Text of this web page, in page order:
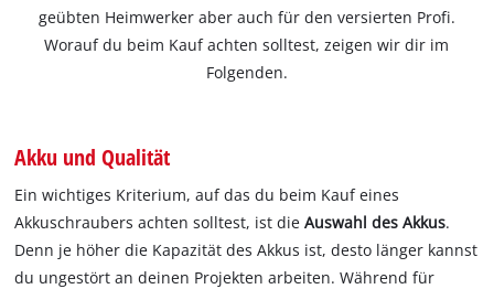
geübten Heimwerker aber auch für den versierten Profi.
Worauf du beim Kauf achten solltest, zeigen wir dir im
Folgenden.
Akku und Qualität
Ein wichtiges Kriterium, auf das du beim Kauf eines
Akkuschraubers achten solltest, ist dieAuswahl des Akkus.
Denn je höher die Kapazität des Akkus ist, desto länger kannst
du ungestört an deinen Projekten arbeiten. Während für